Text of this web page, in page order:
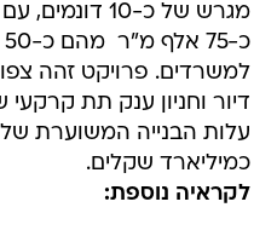
מגרש של כ-10
עלות הבנייה המשוערת
כמיליארד שקלים.
לקראיה נוספת: